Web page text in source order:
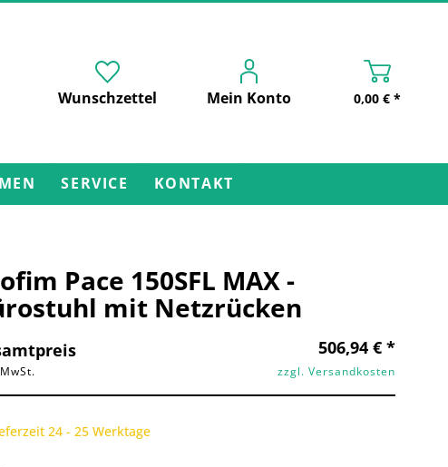
Wunschzettel Mein Konto 0,00 € *
SERVICE KONTAKT
Pace 150SFL MAX -
mit Netzrücken
506,94 € *
zzgl. Versandkosten
24 - 25 Werktage